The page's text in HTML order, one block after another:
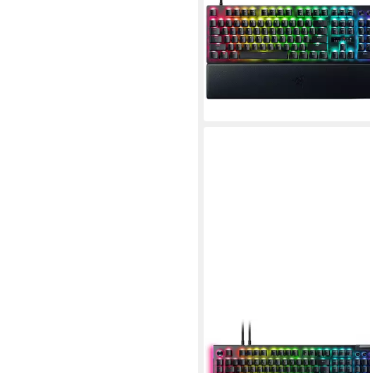
RAZER
Huntsman V3 Pro 8KHz (Volle
Größe) Gaming-Tastatur
ab 251,09 € UVP279,99 €
12,47 €mtl. in 24 Raten
BlackWidow V4 Pro Green Switch
Gaming-Tastatur